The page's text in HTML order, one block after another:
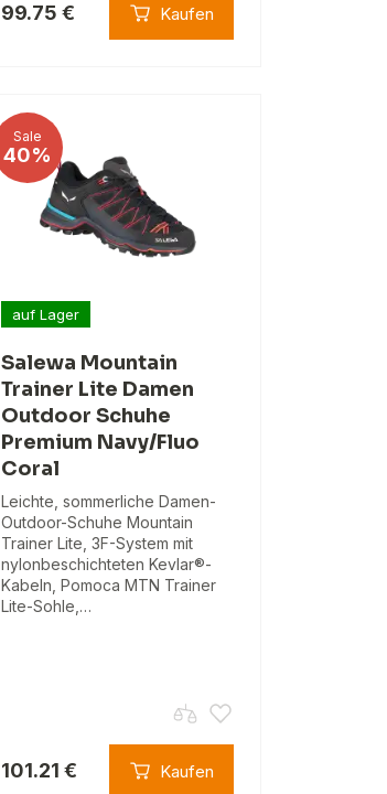
99.75 € Kaufen
Sale
40%
auf Lager
Salewa Mountain
Trainer Lite Damen
Outdoor Schuhe
Premium Navy/Fluo
Coral
Leichte, sommerliche Damen-
Outdoor-Schuhe Mountain
Trainer Lite, 3F-System mit
nylonbeschichteten Kevlar®-
Kabeln, Pomoca MTN Trainer
Lite-Sohle,…
101.21 € Kaufen